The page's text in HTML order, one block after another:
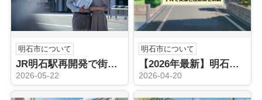
明石市について
JR明石駅再開発で街はどう変わる？地価推移から購入売却の判断材料を整理
2026-05-22
明石市について
【2026年最新】明石市移住が子育て世帯に選ばれる理由｜所得制限なし「5つの無料化」と失敗しないエリア選び
2026-04-20